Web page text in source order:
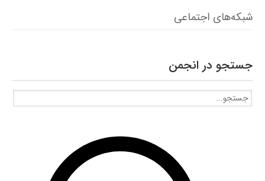
شبکه‌های اجتماعی
جستجو در انجمن